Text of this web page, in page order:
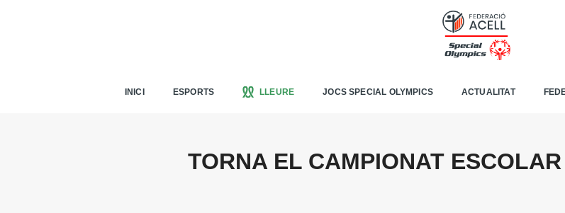
INICI ESPORTS LLEURE JOCS SPECIAL OLYMPICS ACTUALITAT
TORNA EL CAMPIONAT